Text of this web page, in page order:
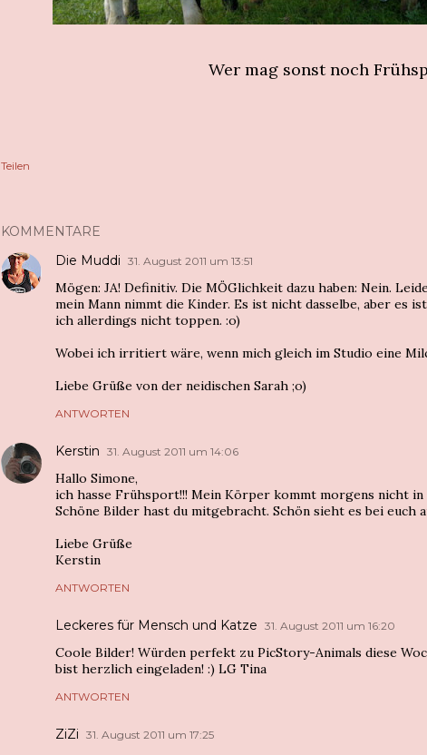
Wer mag sonst noch
Teilen
KOMMENTARE
Die Muddi 31. August 2011 um 13:51
Mögen: JA! Definitiv. Die MÖGlichkeit dazu haben: Nein.
mein Mann nimmt die Kinder. Es ist nicht dasselbe, aber es
ich allerdings nicht toppen. :o)
Wobei ich irritiert wäre, wenn mich gleich im Studio eine
Liebe Grüße von der neidischen Sarah ;o)
ANTWORTEN
Kerstin 31. August 2011 um 14:06
Hallo Simone,
ich hasse Frühsport!!! Mein Körper kommt morgens nicht in
Schöne Bilder hast du mitgebracht. Schön sieht es bei euch
Liebe Grüße
Kerstin
ANTWORTEN
Leckeres für Mensch und Katze 31. August 2011 um 16:20
Coole Bilder! Würden perfekt zu PicStory-Animals diese
bist herzlich eingeladen! :) LG Tina
ANTWORTEN
ZiZi 31. August 2011 um 17:25